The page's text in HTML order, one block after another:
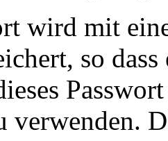
wird mit
so
verwenden.